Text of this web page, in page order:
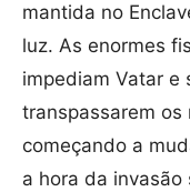
mantida no
luz. As enormes
impediam Vatar e
transpassarem os
começando a
a hora da invasão